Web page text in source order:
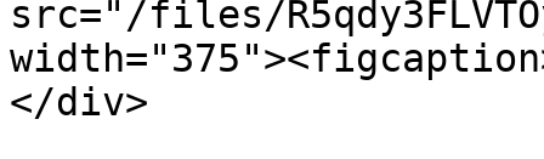
src="/files/
</div>